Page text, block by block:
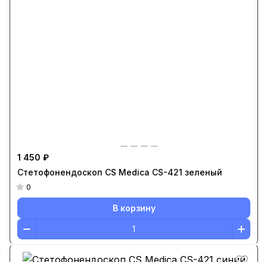
1 450 ₽
Стетофонендоскоп CS Medica CS-421 зеленый
0
В корзину